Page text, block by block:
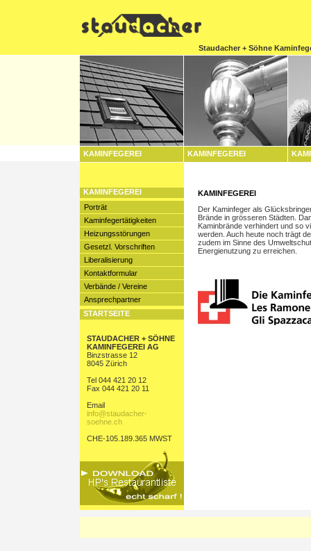
Staudacher + Söhne
KAMINFEGEREI KAMINFEGEREI
KAMINFEGEREI
Porträt
Kaminfegertätigkeiten
Heizungsstörungen
Gesetzl. Vorschriften
Liberalisierung
Kontaktformular
Verbände / Vereine
Ansprechpartner
STARTSEITE
STAUDACHER + SÖHNE
KAMINFEGEREI AG
Binzstrasse 12
8045 Zürich
Tel 044 421 20 12
Fax 044 421 20 11
Email
info@staudacher-
soehne.ch
CHE-105.189.365 MWST
KAMINFEGEREI
Der Kaminfeger als
Brände in grösseren Städten.
Kaminbrände verhindert und so
werden. Auch heute noch trägt
zudem im Sinne des
Energienutzung zu erreichen.